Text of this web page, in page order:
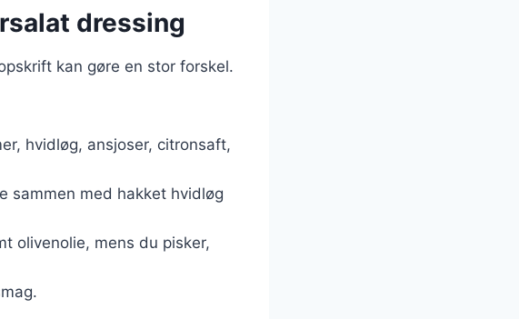
dressing
kan gøre en stor forskel.
hvidløg, ansjoser, citronsaft,
sammen med hakket hvidløg
olivenolie, mens du pisker,